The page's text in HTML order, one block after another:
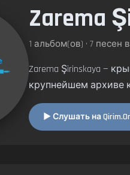
Zarema
1 альбом(ов) • 7 песен
Zarema Şirinskaya —
крупнейшем архиве
▶ Слушать на